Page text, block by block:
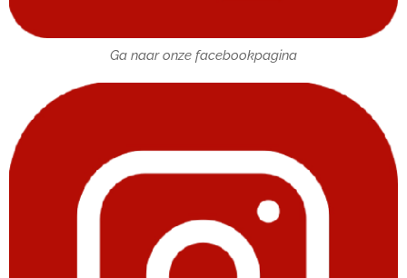
Ga naar onze facebookpagina